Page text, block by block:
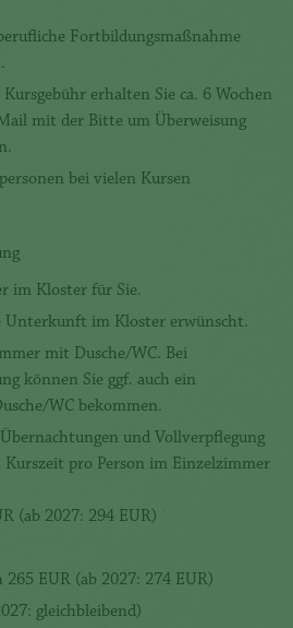
Fortbildungsmaßnahme
erhalten Sie ca. 6 Wochen
mit der Bitte um Überweisung
bei vielen Kursen
im Kloster für Sie.
Unterkunft im Kloster erwünscht.
mit Dusche/WC. Bei
können Sie ggf. auch ein
WC bekommen.
und Vollverpflegung
Kurszeit pro Person im Einzelzimmer
(ab 2027: 294 EUR)
EUR (ab 2027: 274 EUR)
gleichbleibend)